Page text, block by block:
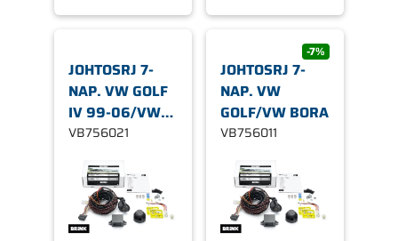
JOHTOSRJ 7-
NAP. VW GOLF
IV 99-06/VW
BORA
VB756021
-7%
JOHTOSRJ 7-
NAP. VW
GOLF/VW BORA
VB756011